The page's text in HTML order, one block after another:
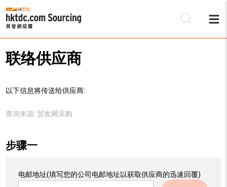
联络供应商
以下信息将传送给供应商:
查询来源: 贸发网采购
步骤一
电邮地址(填写您的公司电邮地址以获取供应商的迅速回覆)